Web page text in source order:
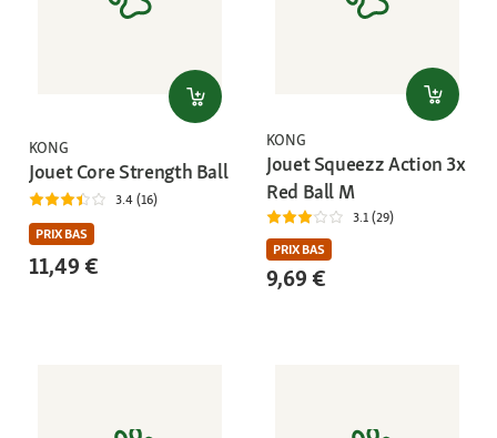
KONG
Jouet Core Strength Ball
3.4 (16)
PRIX BAS
11,49 €
KONG
Jouet Squeezz Action 3x
Red Ball M
3.1 (29)
PRIX BAS
9,69 €